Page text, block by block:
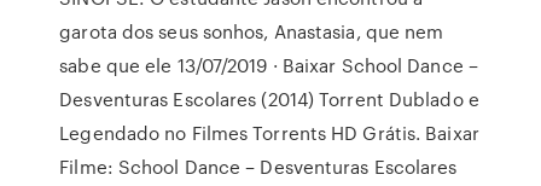
garota dos seus sonhos, Anastasia, que nem
sabe que ele 13/07/2019 · Baixar School Dance –
Desventuras Escolares (2014) Torrent Dublado e
Legendado no Filmes Torrents HD Grátis. Baixar
Filme: School Dance – Desventuras Escolares